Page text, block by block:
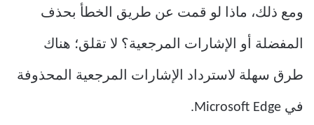
ومع ذلك، ماذا لو قمت عن طريق الخطأ بحذف
المفضلة أو الإشارات المرجعية؟ لا تقلق؛ هناك
طرق سهلة لاسترداد الإشارات المرجعية المحذوفة
في Microsoft Edge.